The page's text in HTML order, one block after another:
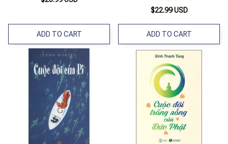
ADD TO CART
$22.99 USD
ADD TO CART